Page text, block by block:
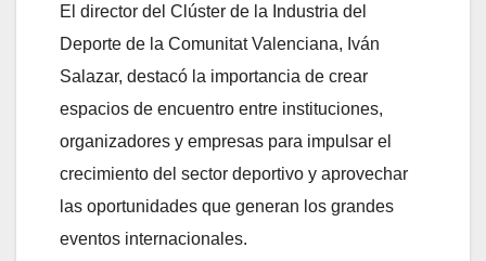
El director del Clúster de la Industria del
Deporte de la Comunitat Valenciana, Iván
Salazar, destacó la importancia de crear
espacios de encuentro entre instituciones,
organizadores y empresas para impulsar el
crecimiento del sector deportivo y aprovechar
las oportunidades que generan los grandes
eventos internacionales.